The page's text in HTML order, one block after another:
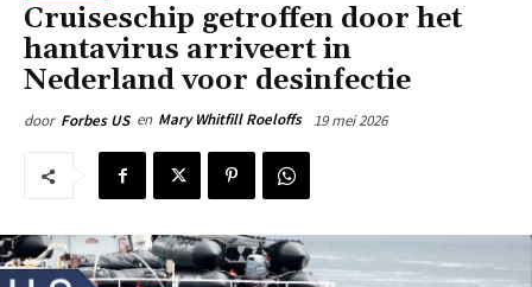
Cruiseschip getroffen door het
hantavirus arriveert in
Nederland voor desinfectie
door Forbes US en Mary Whitfill Roeloffs 19 mei 2026